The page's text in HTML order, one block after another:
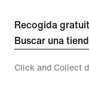
Recogida
Buscar una
Click and Collect